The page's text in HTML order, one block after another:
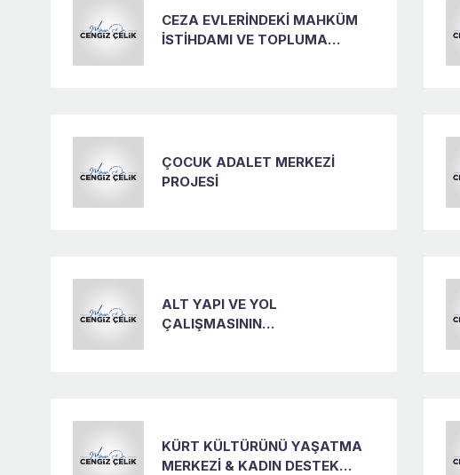
CEZA EVLERİNDEKİ MAHKÜM
İSTİHDAMI VE TOPLUMA
ÇOCUK ADALET MERKEZİ
PROJESİ
ALT YAPI VE YOL
ÇALIŞMASININ
KÜRT KÜLTÜRÜNÜ YAŞATMA
MERKEZİ & KADIN DESTEK